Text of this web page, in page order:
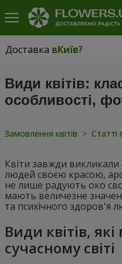
Доставка вКиїв?
Доставка вКиїв
Види квітів:
особливості,
Замовлення квітів > Статті
Квіти завжди викликали
людей своєю красою,
не лише радують око
мають величезне
та психічного здоров'я
Види квітів,
сучасному світі